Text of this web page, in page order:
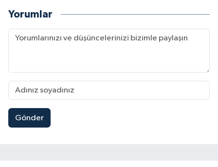
Yorumlar
Gönder